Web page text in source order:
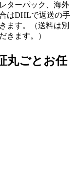
ターパック、海外
はDHLで返送の手
ます。（送料は別
きます。）
丸ごとお任